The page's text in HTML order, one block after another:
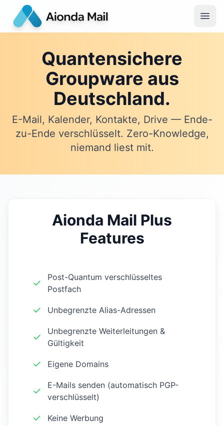
Quantensichere
Groupware aus
Deutschland.
E-Mail, Kalender, Kontakte, Drive — Ende-
zu-Ende verschlüsselt. Zero-Knowledge,
niemand liest mit.
Aionda Mail Plus
Features
✓
Post-Quantum verschlüsseltes
Postfach
✓ Unbegrenzte Alias-Adressen
✓
Unbegrenzte Weiterleitungen &
Gültigkeit
✓ Eigene Domains
✓
E-Mails senden (automatisch PGP-
verschlüsselt)
✓ Keine Werbung